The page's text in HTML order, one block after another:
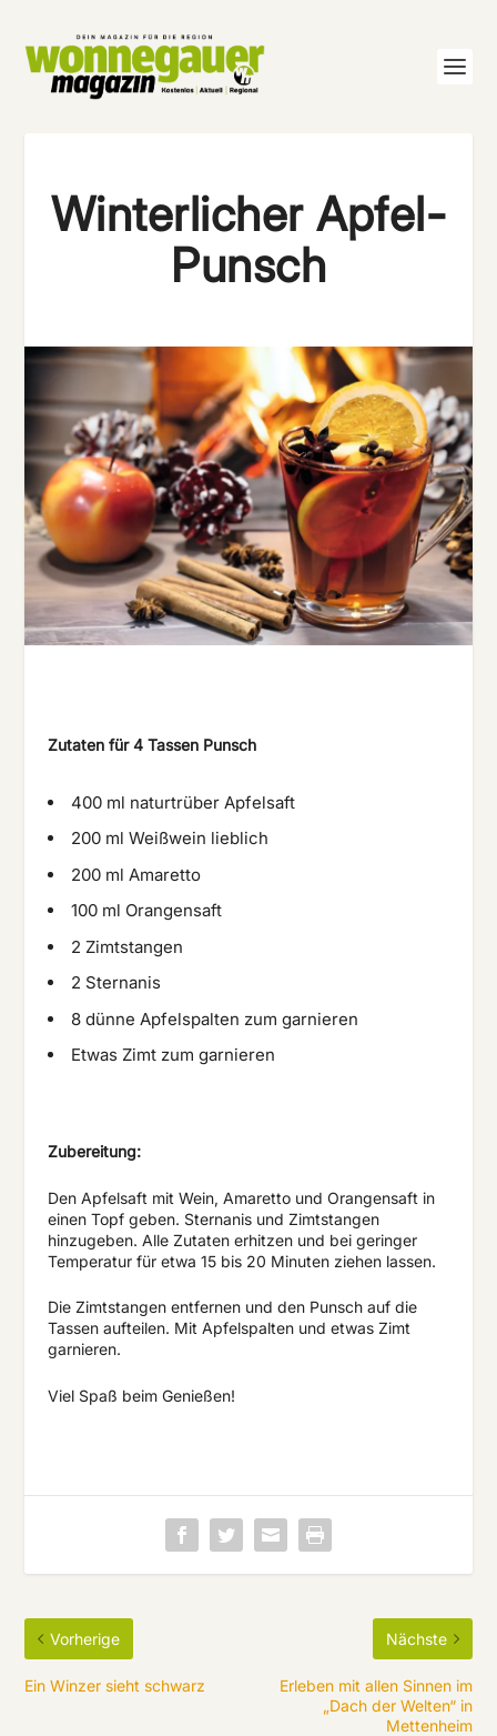
Winterlicher Apfel-
Punsch
Zutaten für 4TassenPunsch
400 ml naturtrüber Apfelsaft
200 ml Weißwein lieblich
200 ml Amaretto
100 ml Orangensaft
2 Zimtstangen
2 Sternanis
8 dünne Apfelspalten zum garnieren
Etwas Zimt zum garnieren
Zubereitung:
Den Apfelsaft mit Wein, Amaretto und Orangensaft in
einen Topf geben. Sternanis und Zimtstangen
hinzugeben. Alle Zutaten erhitzen und bei geringer
Temperatur für etwa 15 bis 20 Minuten ziehen lassen.
Die Zimtstangen entfernen und den Punsch auf die
Tassen aufteilen. Mit Apfelspalten und etwas Zimt
garnieren.
Viel Spaß beim Genießen!
Vorherige
Ein Winzer sieht schwarz
Nächste
Erleben mit allen Sinnen im
„Dach der Welten“ in
Mettenheim